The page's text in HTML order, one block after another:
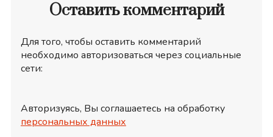
Оставить комментарий
Для того, чтобы оставить комментарий
необходимо авторизоваться через социальные
сети:
Авторизуясь, Вы соглашаетесь на обработку
персональных данных